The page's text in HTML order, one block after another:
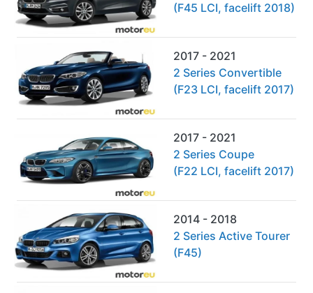
(F45 LCI, facelift 2018)
2017 - 2021
2 Series Convertible
(F23 LCI, facelift 2017)
2017 - 2021
2 Series Coupe
(F22 LCI, facelift 2017)
2014 - 2018
2 Series Active Tourer
(F45)